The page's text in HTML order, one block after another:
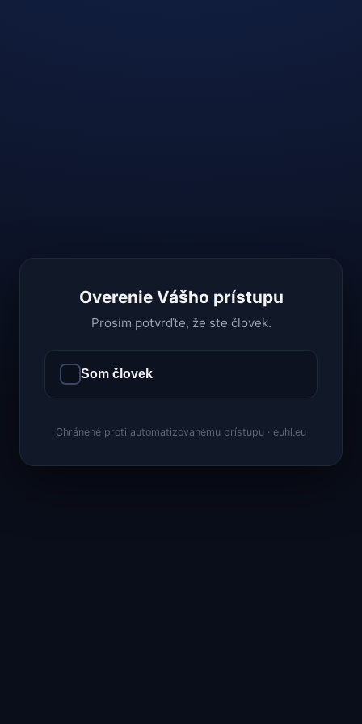
Overenie Vášho prístupu
Prosím potvrďte, že ste človek.
Som človek
Chránené proti automatizovanému prístupu · euhl.eu